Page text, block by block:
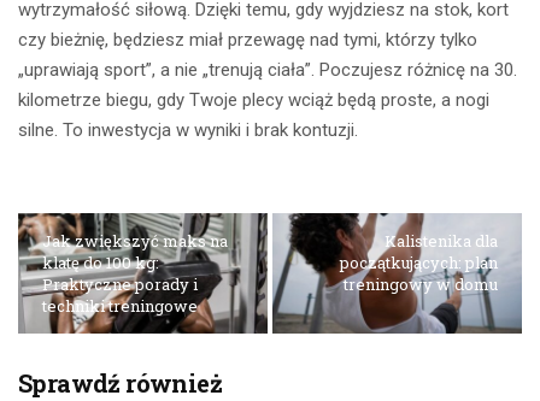
wytrzymałość siłową. Dzięki temu, gdy wyjdziesz na stok, kort
czy bieżnię, będziesz miał przewagę nad tymi, którzy tylko
„uprawiają sport”, a nie „trenują ciała”. Poczujesz różnicę na 30.
kilometrze biegu, gdy Twoje plecy wciąż będą proste, a nogi
silne. To inwestycja w wyniki i brak kontuzji.
Jak zwiększyć maks na
klatę do 100 kg:
Praktyczne porady i
techniki treningowe
Kalistenika dla
początkujących: plan
treningowy w domu
Sprawdź również